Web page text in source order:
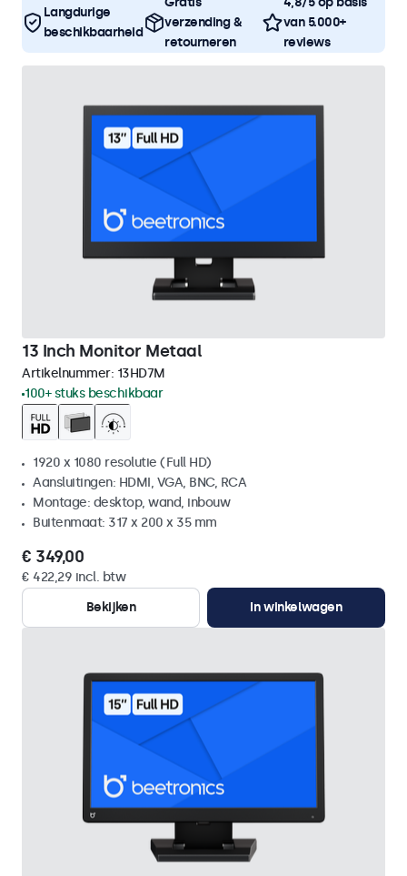
Langdurige
beschikbaarheid
verzending &
retourneren
van 5.000+
reviews
13 Inch Monitor Metaal
Artikelnummer: 13HD7M
100+ stuks beschikbaar
1920 x 1080 resolutie (Full HD)
Aansluitingen: HDMI, VGA, BNC, RCA
Montage: desktop, wand, inbouw
Buitenmaat: 317 x 200 x 35 mm
€ 349,00
€ 422,29 incl. btw
Bekijken
In winkelwagen